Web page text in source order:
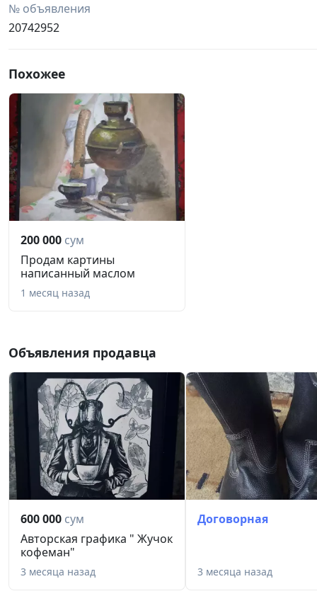
№ объявления
20742952
Похожее
200 000 сум
Продам картины
написанный маслом
1 месяц назад
Объявления продавца
600 000 сум
Авторская графика " Жучок
кофеман"
3 месяца назад
Договорная
3 месяца назад